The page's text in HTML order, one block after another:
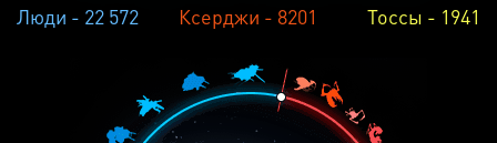
Люди - 22 572 Ксерджи - 8201 Тоссы - 1941